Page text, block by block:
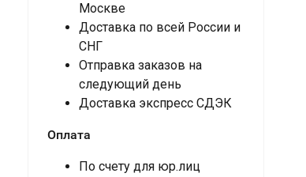
Москве
Доставка по всей России и
СНГ
Отправка заказов на
следующий день
Доставка экспресс СДЭК
Оплата
По счету для юр.лиц